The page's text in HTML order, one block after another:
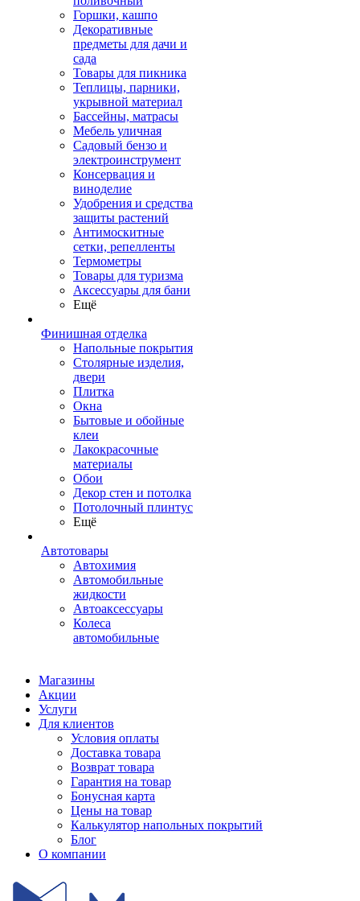
Горшки, кашпо
Декоративные
предметы для дачи и
сада
Товары для пикника
Теплицы, парники,
укрывной материал
Бассейны, матрасы
Мебель уличная
Садовый бензо и
электроинструмент
Консервация и
виноделие
Удобрения и средства
защиты растений
Антимоскитные
сетки, репелленты
Термометры
Товары для туризма
Аксессуары для бани
Ещё
Финишная отделка
Напольные покрытия
Столярные изделия,
двери
Плитка
Окна
Бытовые и обойные
клеи
Лакокрасочные
материалы
Обои
Декор стен и потолка
Потолочный плинтус
Ещё
Автотовары
Автохимия
Автомобильные
жидкости
Автоаксессуары
Колеса
автомобильные
Магазины
Акции
Услуги
Для клиентов
Условия оплаты
Доставка товара
Возврат товара
Гарантия на товар
Бонусная карта
Цены на товар
Калькулятор напольных покрытий
Блог
О компании